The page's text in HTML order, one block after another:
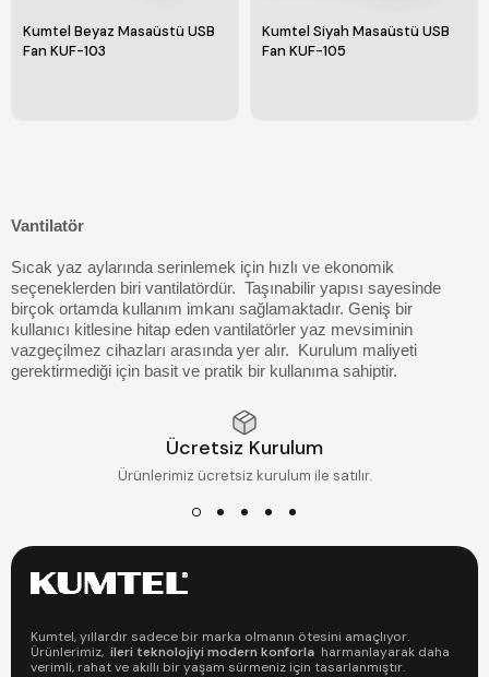
Kumtel Beyaz Masaüstü USB
Fan KUF-103
Kumtel Siyah Masaüstü USB
Fan KUF-105
Vantilatör
Sıcak yaz aylarında serinlemek için hızlı ve ekonomik
seçeneklerden biri vantilatördür. Taşınabilir yapısı sayesinde
birçok ortamda kullanım imkanı sağlamaktadır. Geniş bir
kullanıcı kitlesine hitap eden vantilatörler yaz mevsiminin
vazgeçilmez cihazları arasında yer alır. Kurulum maliyeti
gerektirmediği için basit ve pratik bir kullanıma sahiptir.
İçerisinde bulunan elektrik motoruna bağlı pervanelerin hızla
dönmesiyle oluşan hava akımı, bu hareket ile soğukluk hissi
yaratır. Doğrudan hedefe yönlendirildiğinde oldukça etkili bir
serinlik sağlayabilir. Kumtel Vantilatörler, her bütçeye uygun
Vantilatör Avantajları
Klimaya kıyasla çok daha az enerji harcamaları çevre dostu
Ücretsiz Kurulum
Ürünlerimiz ücretsiz kurulum ile satılır.
Kumtel, yıllardır sadece bir marka olmanın ötesini amaçlıyor.
Ürünlerimiz, ileri teknolojiyi modern konforla harmanlayarak daha
verimli, rahat ve akıllı bir yaşam sürmeniz için tasarlanmıştır.